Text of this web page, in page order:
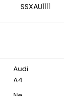
SSXAU1111
Audi
A4
2.5TFSI A DALŠÍ